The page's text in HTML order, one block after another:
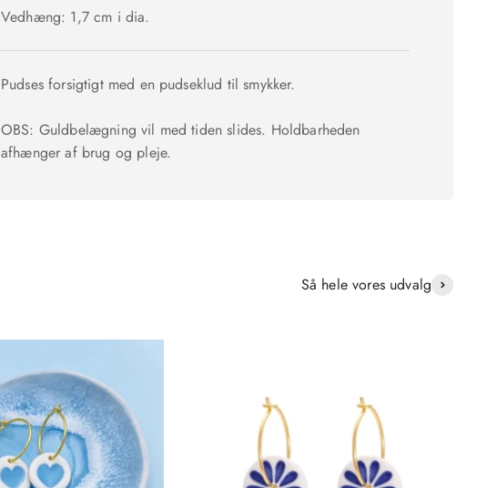
Vedhæng: 1,7 cm i dia.
Pudses forsigtigt med en pudseklud til smykker.
OBS: Guldbelægning vil med tiden slides. Holdbarheden
afhænger af brug og pleje.
Så hele vores udvalg